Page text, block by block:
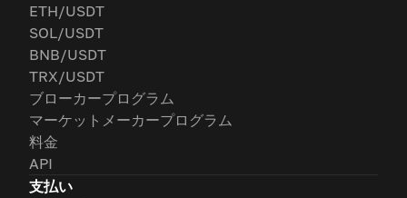
ETH/USDT
SOL/USDT
BNB/USDT
TRX/USDT
ブローカープログラム
マーケットメーカープログラム
料金
API
支払い